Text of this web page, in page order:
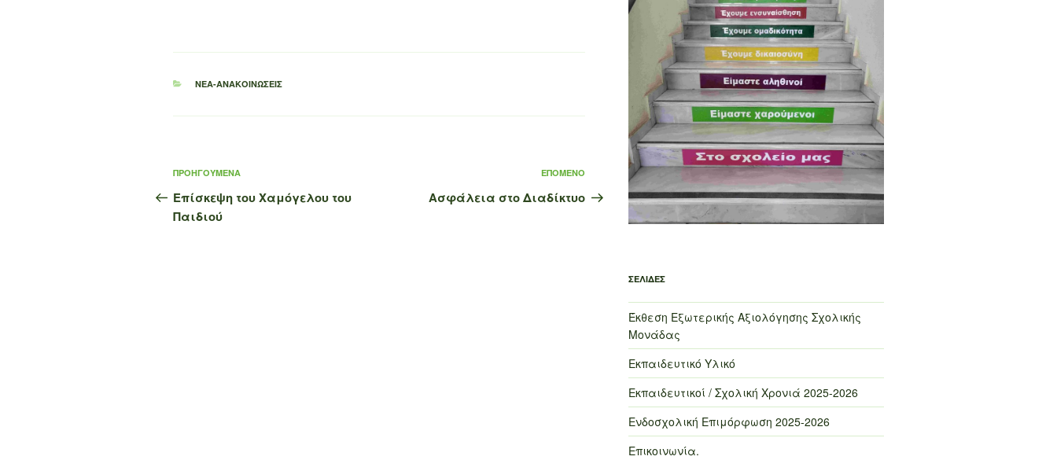
ΚΑΤΗΓΟΡΊΕΣ
ΝΈΑ-ΑΝΑΚΟΙΝΏΣΕΙΣ
Πλοήγηση
άρθρων
Προηγούμενο
άρθρο
ΠΡΟΗΓΟΎΜΕΝΑ
Επίσκεψη του Χαμόγελου του
Παιδιού
Επόμενο
άρθρο
ΕΠΌΜΕΝΟ
Ασφάλεια στο Διαδίκτυο
ΣΕΛΊΔΕΣ
Έκθεση Εξωτερικής Αξιολόγησης Σχολικής
Μονάδας
Εκπαιδευτικό Υλικό
Εκπαιδευτικοί / Σχολική Χρονιά 2025-2026
Ενδοσχολική Επιμόρφωση 2025-2026
Επικοινωνία.